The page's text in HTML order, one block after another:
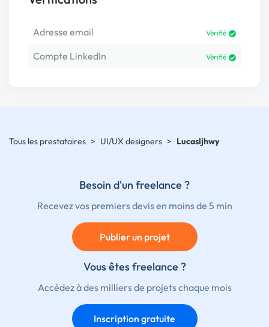
Adresse email Vérifié
Compte LinkedIn Vérifié
Tous les prestataires > UI/UX designers > Lucasljhwy
Besoin d'un freelance ?
Recevez vos premiers devis en moins de 5 min
Publier un projet
Vous êtes freelance ?
Accédez à des milliers de projets chaque mois
Inscription gratuite